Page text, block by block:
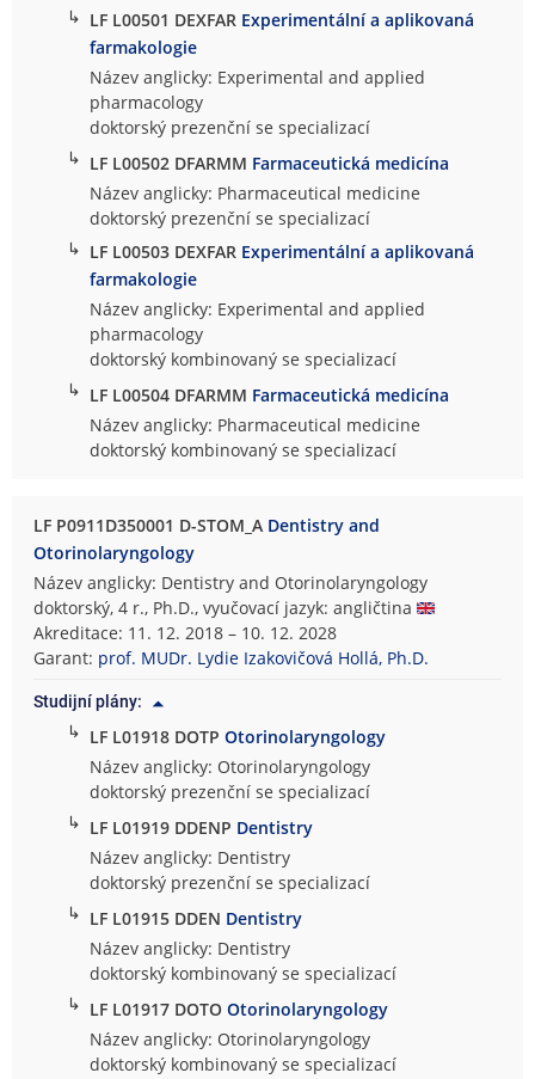
↳ LF L00501 DEXFAR Experimentální a aplikovaná
farmakologie
Název anglicky: Experimental and applied
pharmacology
doktorský prezenční se specializací
↳ LF L00502 DFARMM Farmaceutická medicína
Název anglicky: Pharmaceutical medicine
doktorský prezenční se specializací
↳ LF L00503 DEXFAR Experimentální a aplikovaná
farmakologie
Název anglicky: Experimental and applied
pharmacology
doktorský kombinovaný se specializací
↳ LF L00504 DFARMM Farmaceutická medicína
Název anglicky: Pharmaceutical medicine
doktorský kombinovaný se specializací
LF P0911D350001 D-STOM_A Dentistry and
Otorinolaryngology
Název anglicky: Dentistry and Otorinolaryngology
doktorský, 4 r., Ph.D., vyučovací jazyk: angličtina
Akreditace: 11. 12. 2018 – 10. 12. 2028
Garant: prof. MUDr. Lydie Izakovičová Hollá, Ph.D.
Studijní plány:
↳ LF L01918 DOTPOtorinolaryngology
Název anglicky: Otorinolaryngology
doktorský prezenční se specializací
↳ LF L01919 DDENP Dentistry
Název anglicky: Dentistry
doktorský prezenční se specializací
↳ LF L01915 DDEN Dentistry
Název anglicky: Dentistry
doktorský kombinovaný se specializací
↳ LF L01917 DOTOOtorinolaryngology
Název anglicky: Otorinolaryngology
doktorský kombinovaný se specializací